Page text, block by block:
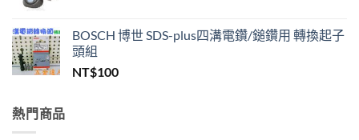
BOSCH 博世 SDS-plus四溝電鑽/鎚鑽用 轉換起子
頭組
NT$100
熱門商品